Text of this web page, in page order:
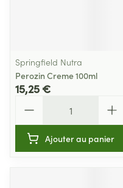
Springfield Nutra
Perozin Creme 100ml
15,25 €
Ajouter au panier